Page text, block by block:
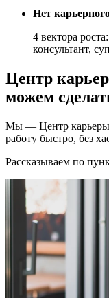
Нет
4 вектора
консультант,
Центр
можем
Мы — Центр
работу быстро, без
Рассказываем по